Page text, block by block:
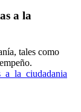
a la
tales como